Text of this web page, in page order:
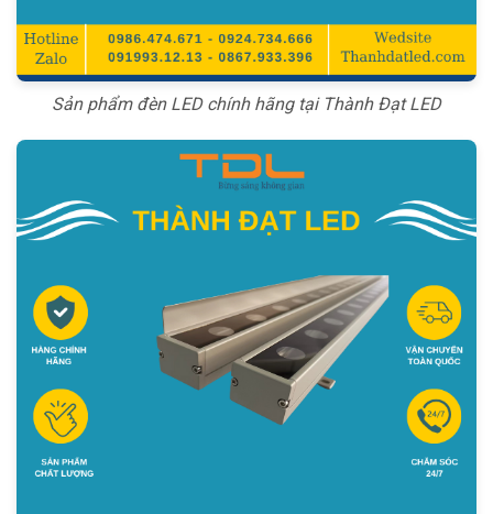
Sản phẩm đèn LED chính hãng tại Thành Đạt LED